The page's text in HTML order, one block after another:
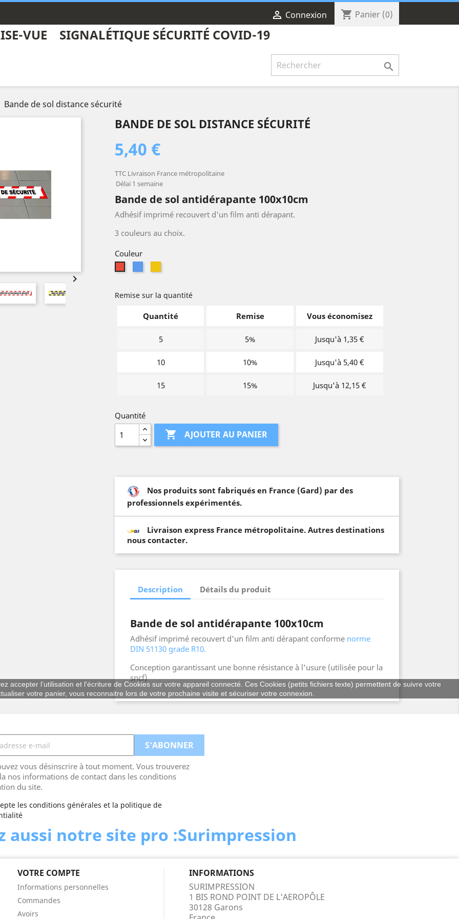
 Connexion shopping_cart Panier (0)
VUE SIGNALÉTIQUE SÉCURITÉ COVID-19

Bande de sol distance sécurité

BANDE DE SOL DISTANCE SÉCURITÉ
5,40 €
TTC Livraison France métropolitaine
Délai 1 semaine
Bande de sol antidérapante 100x10cm
Adhésif imprimé recouvert d'un film anti dérapant.
3 couleurs au choix.
Couleur
Remise sur la quantité
Quantité Remise Vous économisez
5 5% Jusqu'à 1,35 €
10 10% Jusqu'à 5,40 €
15 15% Jusqu'à 12,15 €
Quantité
 AJOUTER AU PANIER
Nos produits sont fabriqués en France (Gard) par des
professionnels expérimentés.
Livraison express France métropolitaine. Autres destinations
nous contacter.
Description Détails du produit
Bande de sol antidérapante 100x10cm
Adhésif imprimé recouvert d'un film anti dérapant conforme norme
DIN 51130 grade R10.
Conception garantissant une bonne résistance à l'usure (utilisée pour la
sncf)
vous désinscrire à tout moment. Vous trouverez
nos informations de contact dans les conditions
du site.
les conditions générales et la politique de
aussi notre site pro :Surimpression
VOTRE COMPTE
Informations personnelles
Commandes
Avoirs
INFORMATIONS
SURIMPRESSION
1 BIS ROND POINT DE L'AEROPÔLE
30128 Garons
accepter l’utilisation et l'écriture de Cookies sur votre appareil connecté. Ces Cookies (petits fichiers texte) permettent de suivre votre
votre panier, vous reconnaitre lors de votre prochaine visite et sécuriser votre connexion.